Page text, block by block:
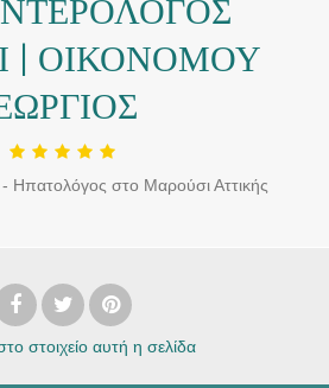
| ΟΙΚΟΝΟΜΟΥ
Ηπατολόγος στο Μαρούσι Αττικής
στοιχείο αυτή η σελίδα